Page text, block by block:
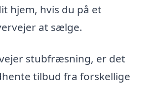
hjem, hvis du på et
at sælge.
stubfræsning, er det
tilbud fra forskellige